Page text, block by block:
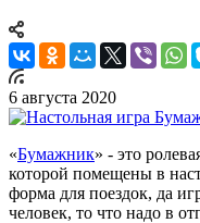
6 августа 2020
«Бумажник» - это
которой помещены в
форма для поездок, да
человек, то что надо в